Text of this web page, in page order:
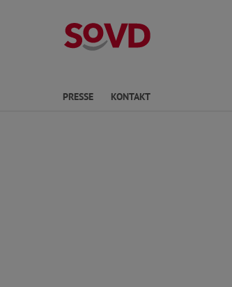
Kreisverband
PRESSE KONTAKT